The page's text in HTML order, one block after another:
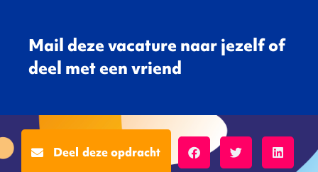
Mail deze vacature naar jezelf of
deel met een vriend
Deel deze opdracht